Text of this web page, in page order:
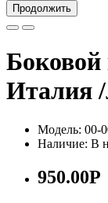
Продолжить
Италия /
Модель: 00-
Наличие: В
950.00Р